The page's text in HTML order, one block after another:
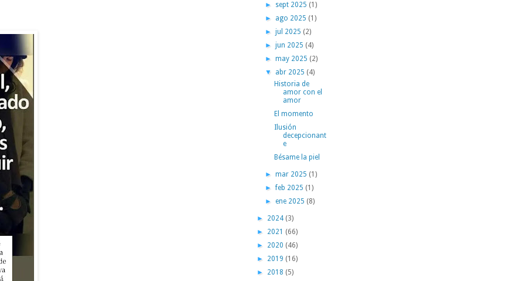
► sept 2025 (1)
► ago 2025 (1)
►jul 2025 (2)
►jun 2025 (4)
►may 2025 (2)
▼ abr 2025 (4)
Historia de
amor con el
amor
El momento
Ilusión
decepcionant
e
Bésame la piel
►mar 2025 (1)
►feb 2025 (1)
►ene 2025 (8)
► 2024 (3)
► 2021 (66)
► 2020 (46)
► 2019 (16)
► 2018 (5)